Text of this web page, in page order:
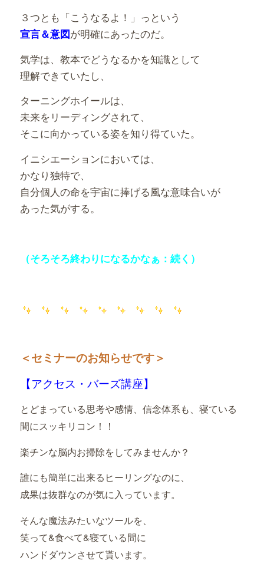
３つとも「こうなるよ！」っという
宣言＆意図が明確にあったのだ。
気学は、教本でどうなるかを知識として
理解できていたし、
ターニングホイールは、
未来をリーディングされて、
そこに向かっている姿を知り得ていた。
イニシエーションにおいては、
かなり独特で、
自分個人の命を宇宙に捧げる風な意味合いが
あった気がする。
（そろそろ終わりになるかなぁ：続く）
＜セミナーのお知らせです＞
【アクセス・バーズ講座】
とどまっている思考や感情、信念体系も、寝ている
間にスッキリコン！！
楽チンな脳内お掃除をしてみませんか？
誰にも簡単に出来るヒーリングなのに、
成果は抜群なのが気に入っています。
そんな魔法みたいなツールを、
笑って&食べて&寝ている間に
ハンドダウンさせて貰います。